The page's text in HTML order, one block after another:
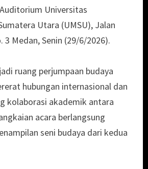
Universitas
Utara (UMSU), Jalan
3 Medan, Senin (29/6/2026).
ruang perjumpaan budaya
hubungan internasional dan
kolaborasi akademik antara
acara berlangsung
seni budaya dari kedua